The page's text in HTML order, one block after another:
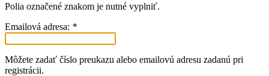
Polia označené znakom je nutné vyplniť.
Emailová adresa: *
Môžete zadať číslo preukazu alebo emailovú adresu zadanú pri
registrácii.